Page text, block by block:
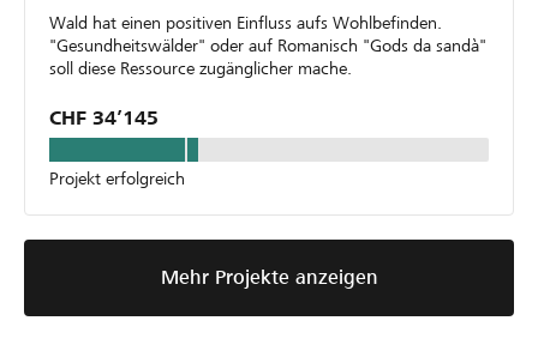
Wald hat einen positiven Einfluss aufs Wohlbefinden.
"Gesundheitswälder" oder auf Romanisch "Gods da sandà"
soll diese Ressource zugänglicher mache.
CHF 34’145
Projekt erfolgreich
Mehr Projekte anzeigen